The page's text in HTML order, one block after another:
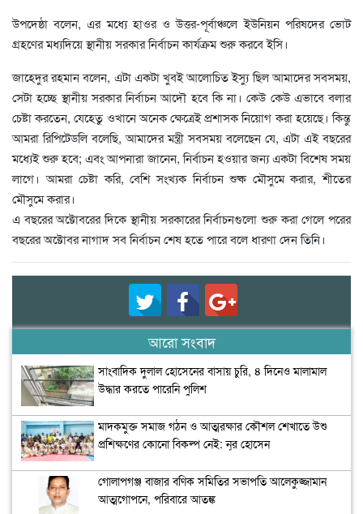
উপদেষ্ঠা বলেন, এর মধ্যে হাওর ও উত্তর-পূর্বাঞ্চলে ইউনিয়ন পরিষদের ভোট
গ্রহণের মধ্যদিয়ে স্থানীয় সরকার নির্বাচন কার্যক্রম শুরু করবে ইসি।
জাহেদুর রহমান বলেন, এটা একটা খুবই আলোচিত ইস্যু ছিল আমাদের সবসময়,
সেটা হচ্ছে স্থানীয় সরকার নির্বাচন আদৌ হবে কি না। কেউ কেউ এভাবে বলার
চেষ্টা করতেন, যেহেতু ওখানে অনেক ক্ষেত্রেই প্রশাসক নিয়োগ করা হয়েছে। কিন্তু
আমরা রিপিটেডলি বলেছি, আমাদের মন্ত্রী সবসময় বলেছেন যে, এটা এই বছরের
মধ্যেই শুরু হবে; এবং আপনারা জানেন, নির্বাচন হওয়ার জন্য একটা বিশেষ সময়
লাগে। আমরা চেষ্টা করি, বেশি সংখ্যক নির্বাচন শুষ্ক মৌসুমে করার, শীতের
মৌসুমে করার।
এ বছরের অক্টোবরের দিকে স্থানীয় সরকারের নির্বাচনগুলো শুরু করা গেলে পরের
বছরের অক্টোবর নাগাদ সব নির্বাচন শেষ হতে পারে বলে ধারণা দেন তিনি।
আরো সংবাদ
সাংবাদিক দুলাল হোসেনের বাসায় চুরি, ৪ দিনেও মালামাল
উদ্ধার করতে পারেনি পুলিশ
মাদকমুক্ত সমাজ গঠন ও আত্মরক্ষার কৌশল শেখাতে উশু
প্রশিক্ষণের কোনো বিকল্প নেই: নূর হোসেন
গোলাপগঞ্জ বাজার বণিক সমিতির সভাপতি আলেকুজ্জামান
আত্মগোপনে, পরিবারে আতঙ্ক